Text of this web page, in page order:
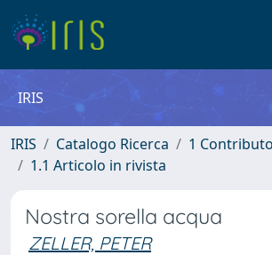
IRIS
IRIS Catalogo Ricerca
1
1.1 Articolo in rivista
Nostra sorella acqua
ZELLER, PETER